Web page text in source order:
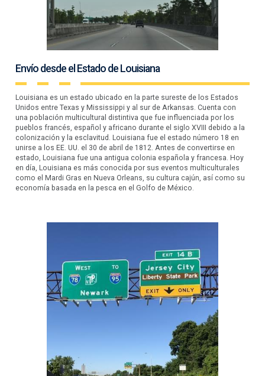
Envío desde el Estado de Louisiana
Louisiana es un estado ubicado en la parte sureste de los Estados
Unidos entre Texas y Mississippi y al sur de Arkansas. Cuenta con
una población multicultural distintiva que fue influenciada por los
pueblos francés, español y africano durante el siglo XVIII debido a la
colonización y la esclavitud. Louisiana fue el estado número 18 en
unirse a los EE. UU. el 30 de abril de 1812. Antes de convertirse en
estado, Louisiana fue una antigua colonia española y francesa. Hoy
en día, Louisiana es más conocida por sus eventos multiculturales
como el Mardi Gras en Nueva Orleans, su cultura cajún, así como su
economía basada en la pesca en el Golfo de México.